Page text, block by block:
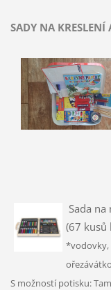
SADY NA
Sada
(67 kusů
*vodovky,
S možností potisku: